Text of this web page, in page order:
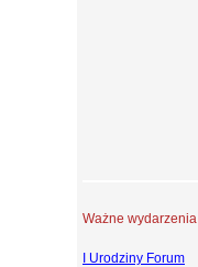
Ważne wydarzenia
I Urodziny Forum